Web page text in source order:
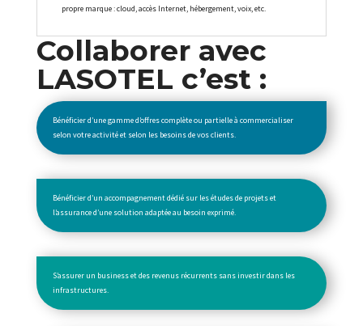
propre marque : cloud, accès Internet, hébergement, voix, etc.
Collaborer avec
LASOTEL c’est :
Bénéficier d’une gamme d’offres complète ou partielle à commercialiser
selon votre activité et selon les besoins de vos clients.
Bénéficier d’un accompagnement dédié sur les études de projets et
l’assurance d’une solution adaptée au besoin exprimé.
S’assurer un business et des revenus récurrents sans investir dans les
infrastructures.